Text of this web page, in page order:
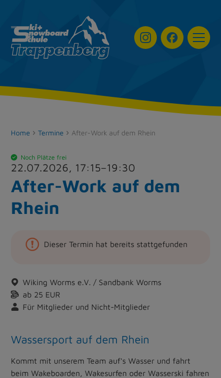
Home Termine After-Work auf dem Rhein
Noch Plätze frei
22.07.2026, 17:15–19:30
After-Work auf dem
Rhein
Dieser Termin hat bereits stattgefunden
Wiking Worms e.V. / Sandbank Worms
ab 25 EUR
Für Mitglieder und Nicht-Mitglieder
Wassersport auf dem Rhein
Kommt mit unserem Team auf‘s Wasser und fahrt
beim Wakeboarden, Wakesurfen oder Wasserski fahren